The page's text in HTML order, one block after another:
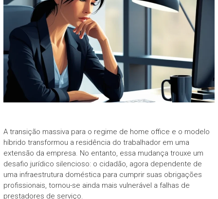
A transição massiva para o regime de home office e o modelo
híbrido transformou a residência do trabalhador em uma
extensão da empresa. No entanto, essa mudança trouxe um
desafio jurídico silencioso: o cidadão, agora dependente de
uma infraestrutura doméstica para cumprir suas obrigações
profissionais, tornou-se ainda mais vulnerável a falhas de
prestadores de serviço.